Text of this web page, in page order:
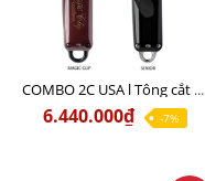
COMBO 2C USA l Tông cắt Senior + Tông cắt Magic clip
6.440.000₫ -7%